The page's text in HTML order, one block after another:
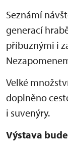
Seznámí
generací
příbuznými i
Velké
doplněno
i suvenýry.
Výstava